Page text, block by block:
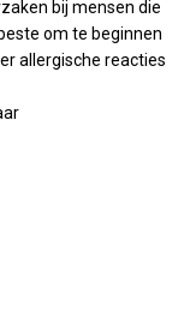
bij mensen die
om te beginnen
allergische reacties